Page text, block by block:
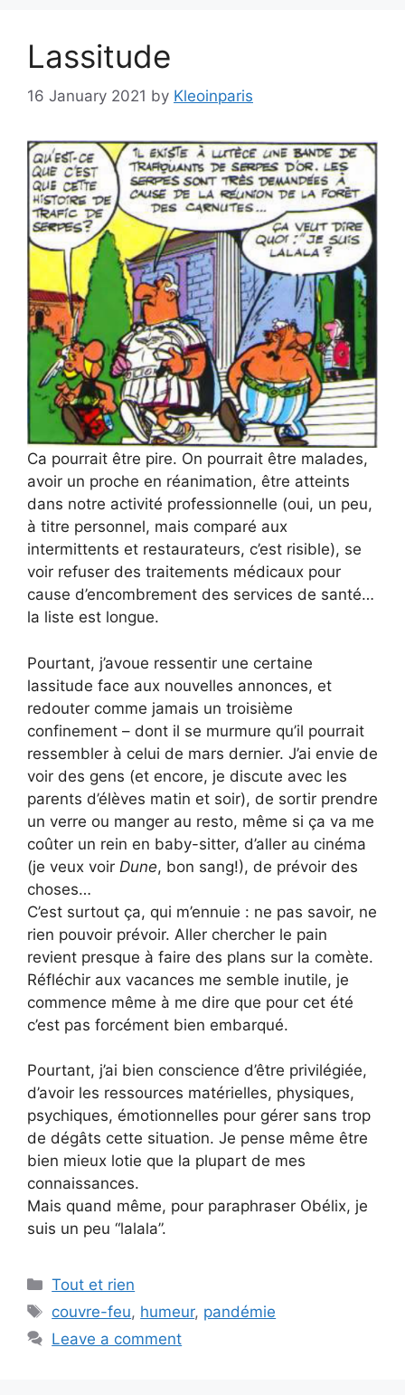
Lassitude
16 January 2021 by Kleoinparis
Ca pourrait être pire. On pourrait être malades,
avoir un proche en réanimation, être atteints
dans notre activité professionnelle (oui, un peu,
à titre personnel, mais comparé aux
intermittents et restaurateurs, c’est risible), se
voir refuser des traitements médicaux pour
cause d’encombrement des services de santé…
la liste est longue.
Pourtant, j’avoue ressentir une certaine
lassitude face aux nouvelles annonces, et
redouter comme jamais un troisième
confinement – dont il se murmure qu’il pourrait
ressembler à celui de mars dernier. J’ai envie de
voir des gens (et encore, je discute avec les
parents d’élèves matin et soir), de sortir prendre
un verre ou manger au resto, même si ça va me
coûter un rein en baby-sitter, d’aller au cinéma
(je veux voir Dune, bon sang!), de prévoir des
choses…
C’est surtout ça, qui m’ennuie : ne pas savoir, ne
rien pouvoir prévoir. Aller chercher le pain
revient presque à faire des plans sur la comète.
Réfléchir aux vacances me semble inutile, je
commence même à me dire que pour cet été
c’est pas forcément bien embarqué.
Pourtant, j’ai bien conscience d’être privilégiée,
d’avoir les ressources matérielles, physiques,
psychiques, émotionnelles pour gérer sans trop
de dégâts cette situation. Je pense même être
bien mieux lotie que la plupart de mes
connaissances.
Mais quand même, pour paraphraser Obélix, je
suis un peu “lalala”.
Categories
Tout et rien
Tags
couvre-feu, humeur, pandémie
Leave a comment